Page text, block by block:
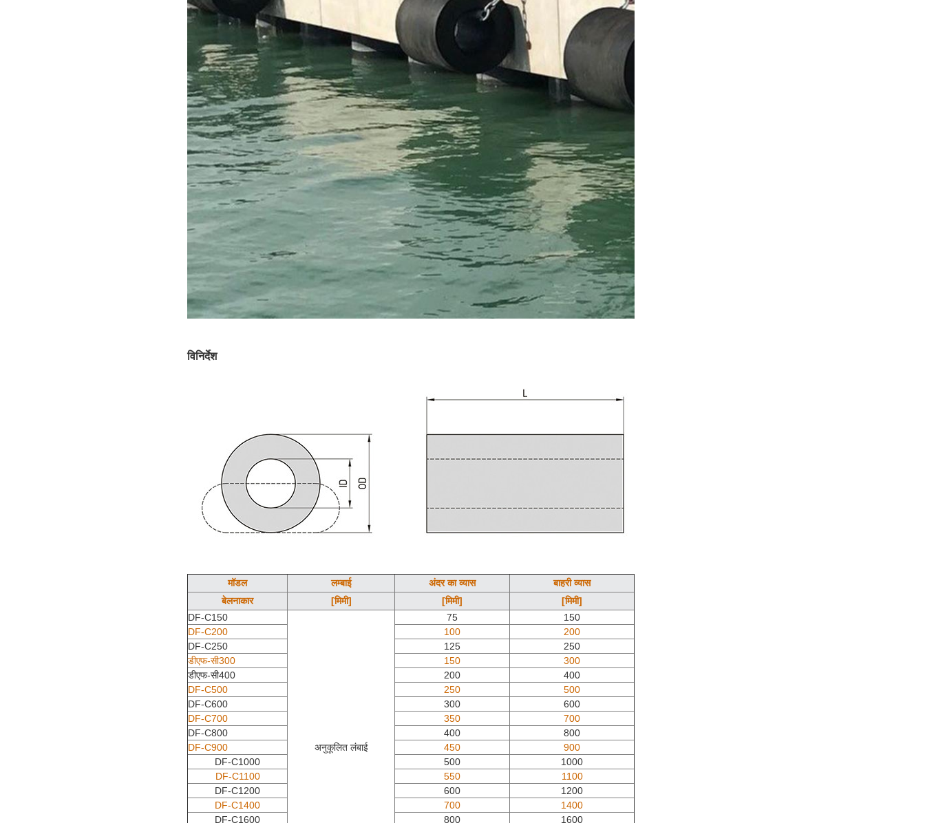
विनिर्देश
मॉडल लम्बाई अंदर का व्यास
बाहरी व्यास
बेलनाकार
[मिमी] [मिमी]
[मिमी]
DF-C150
अनुकूलित लंबाई
75
150
DF-C200
100
200
DF-C250
125
250
डीएफ-सी300
150
300
डीएफ-सी400
200
400
DF-C500
250
500
DF-C600
300
600
DF-C700
350
700
DF-C800
400
800
DF-C900
450
900
DF-C1000
500
1000
DF-C1100
550
1100
DF-C1200
600
1200
DF-C1400
700
1400
DF-C1600
800 1600